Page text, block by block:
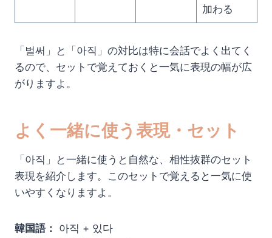
加わる
「벌써」と「아직」の対比は特に会話でよく出てく
るので、セットで覚えておくと一気に表現の幅が広
がりますよ。
よく一緒に使う表現・セット
「아직」と一緒に使うと自然な、相性抜群のセット
表現を紹介します。このセットで覚えると一気に使
いやすくなりますよ。
韓国語： 아직 + 있다